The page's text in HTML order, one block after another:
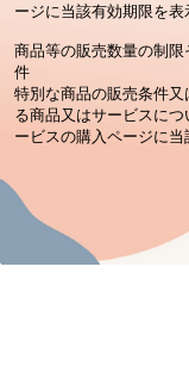
ージに当該有効期限を表
商品等の販売数量の制
件
特別な商品の販売条件
る商品又はサービスに
ービスの購入ページに当